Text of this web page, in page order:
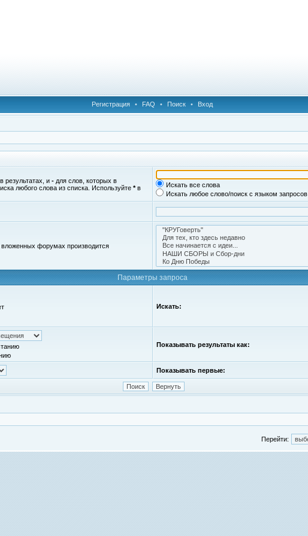
Регистрация • FAQ • Поиск • Вход
результатах, и - для слов, которых в
любого слова из списка. Используйте *в
Искать все слова
Искать любое слово/поиск с языком запросов
форумах производится
Параметры запроса
Искать:
Показывать результаты как:
Показывать первые:
Перейти: